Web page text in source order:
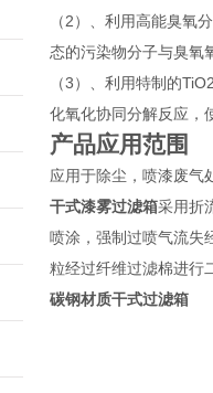
（2）、利用高能臭氧
态的污染物分子与臭
（3）、利用特制的
化氧化协同分解反应，
产品应用范围
应用于除尘，喷漆废气
干式漆雾过滤箱采用折
喷涂，强制过喷气流失
粒经过纤维过滤棉进行
碳钢材质干式过滤箱